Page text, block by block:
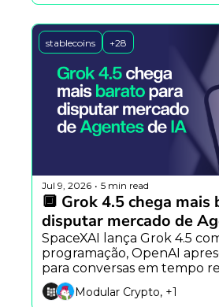
stablecoins +28
Jul 9, 2026 • 5 min read
🔲 Grok 4.5 chega mais
disputar mercado de
SpaceXAI lança Grok 4.5
programação, OpenAI
para conversas em tempo
aposta em modelos-base
robótica.Modular Crypto, +1